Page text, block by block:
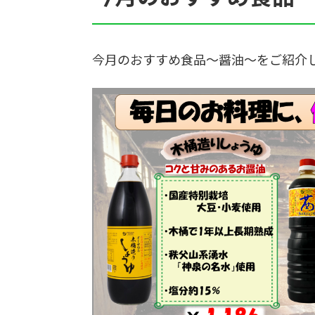
今月のおすすめ食品～醤油～をご紹介